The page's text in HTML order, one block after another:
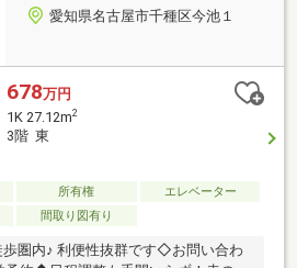
愛知県名古屋市千種区今池１
678万円
1K 27.12m2
3階 東
所有権
エレベーター
間取り図有り
歩圏内♪ 利便性抜群です◇お問い合わ